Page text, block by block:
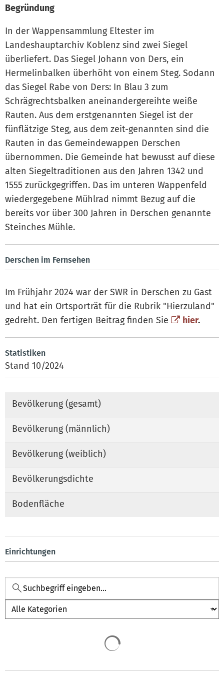
Begründung
In der Wappensammlung Eltester im
Landeshauptarchiv Koblenz sind zwei Siegel
überliefert. Das Siegel Johann von Ders, ein
Hermelinbalken überhöht von einem Steg. Sodann
das Siegel Rabe von Ders: In Blau 3 zum
Schrägrechtsbalken aneinandergereihte weiße
Rauten. Aus dem erstgenannten Siegel ist der
fünflätzige Steg, aus dem zeit-genannten sind die
Rauten in das Gemeindewappen Derschen
übernommen. Die Gemeinde hat bewusst auf diese
alten Siegeltraditionen aus den Jahren 1342 und
1555 zurückgegriffen. Das im unteren Wappenfeld
wiedergegebene Mühlrad nimmt Bezug auf die
bereits vor über 300 Jahren in Derschen genannte
Steinches Mühle.
Derschen im Fernsehen
Im Frühjahr 2024 war der SWR in Derschen zu Gast
und hat ein Ortsporträt für die Rubrik "Hierzuland"
gedreht. Den fertigen Beitrag finden Sie
hier.
Statistiken
Stand 10/2024
Bevölkerung (gesamt)
Bevölkerung (männlich)
Bevölkerung (weiblich)
Bevölkerungsdichte
Bodenfläche
Einrichtungen
Kategorie